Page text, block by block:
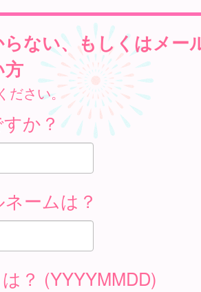
ない、もしくはメー
ださい。
か？
ームは？
？ (YYYYMMDD)